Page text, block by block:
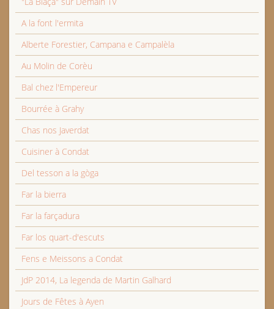
A la font l'ermita
Alberte Forestier, Campana e Campalèla
Au Molin de Corèu
Bal chez l'Empereur
Bourrée à Grahy
Chas nos Javerdat
Cuisiner à Condat
Del tesson a la gòga
Far la bierra
Far la farçadura
Far los quart-d'escuts
Fens e Meissons a Condat
JdP 2014, La legenda de Martin Galhard
Jours de Fêtes à Ayen